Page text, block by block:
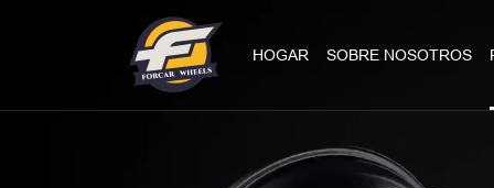
HOGAR SOBRE NOSOTROS